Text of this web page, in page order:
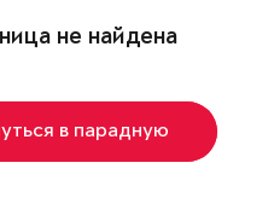
не найдена
в парадную